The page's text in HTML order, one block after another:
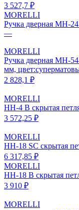
3 527,7 ₽
MORELLI
Ручка дверная MH-
—
MORELLI
Ручка дверная MH-
мм,
2 828,1 ₽
MORELLI
HH-4 B скрытая
3 572,25 ₽
MORELLI
HH-18 SC скрытая
6 317,85 ₽
MORELLI
HH-18 B скрытая
3 910 ₽
MORELLI